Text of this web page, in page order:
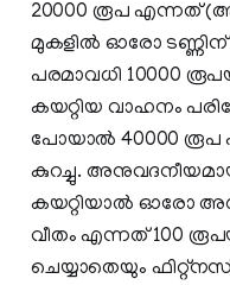
20000 രൂപ എന്നത്
മുകളില്‍ ഓരോ ടണ്ണിന്
പരമാവധി 10000
കയറ്റിയ വാഹനം
പോയാല്‍ 40000 രൂപ
കുറച്ചു.
കയറ്റിയാല്‍ ഓരോ
വീതം എന്നത് 100
ചെയ്യാതെയും ഫിറ്റ്‌നസ്